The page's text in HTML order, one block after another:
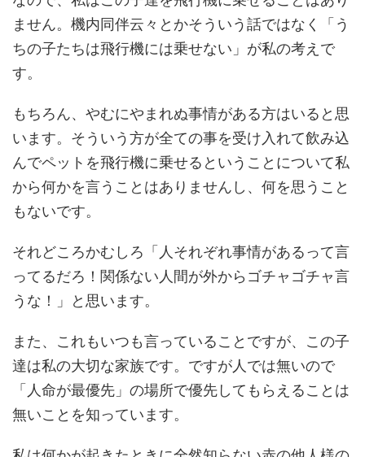
ません。機内同伴云々とかそういう話ではなく「う
ちの子たちは飛行機には乗せない」が私の考えで
す。
もちろん、やむにやまれぬ事情がある方はいると思
います。そういう方が全ての事を受け入れて飲み込
んでペットを飛行機に乗せるということについて私
から何かを言うことはありませんし、何を思うこと
もないです。
それどころかむしろ「人それぞれ事情があるって言
ってるだろ！関係ない人間が外からゴチャゴチャ言
うな！」と思います。
また、これもいつも言っていることですが、この子
達は私の大切な家族です。ですが人では無いので
「人命が最優先」の場所で優先してもらえることは
無いことを知っています。